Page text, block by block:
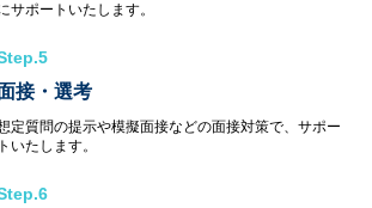
サポートいたします。
接・選考
定質問の提示や模擬面接などの面接対策で、サポー
トいたします。